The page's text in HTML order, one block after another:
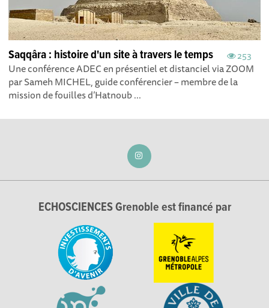
253
Saqqâra : histoire d'un site à travers le temps
Une conférence ADEC en présentiel et distanciel via ZOOM
par Sameh MICHEL, guide conférencier – membre de la
mission de fouilles d’Hatnoub ...
ECHOSCIENCES Grenoble est financé par